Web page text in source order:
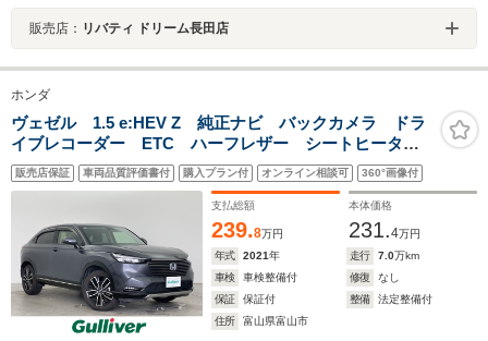
販売店： リバティ ドリーム長田店
ホンダ
ヴェゼル 1.5 e:HEV Z 純正ナビ バックカメラ ドラ
イブレコーダー ETC ハーフレザー シートヒータ
ー ハンドルヒーター ブラインドスポットモニター
衝突被害軽減システム レーダークルーズコントロー
販売店保証 車両品質評価書付 購入プラン付 オンライン相談可 360°画像付
支払総額
239.8万円
本体価格
231.4万円
年式
2021年 走行 7.0万km
車検
車検整備付 修復
なし
保証
保証付 整備
法定整備付
住所
富山県富山市